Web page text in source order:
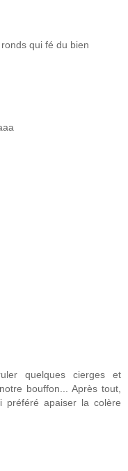
qui fé du bien
quelques cierges et
bouffon... Après tout,
préféré apaiser la colère